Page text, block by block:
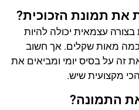
את תמונת הזכוכית?
עצמאית יכולה להיות
כמה מאות שקלים. אך חשוב
זה על בסיס יומי ומביאים את
מקצועית שיש.
התמונה?